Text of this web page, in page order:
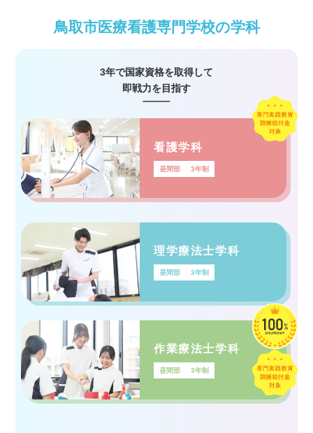
鳥取市医療看護専門学校の学科
3年で国家資格を取得して
即戦力を目指す
看護学科
昼間部 3年制
理学療法士学科
昼間部 3年制
作業療法士学科
昼間部 3年制